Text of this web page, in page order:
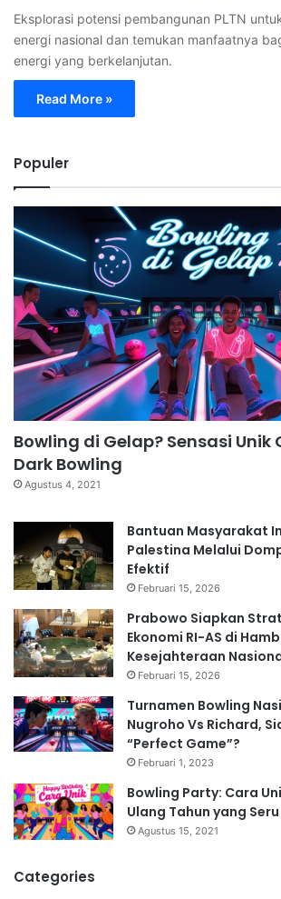
Eksplorasi potensi pembangunan PLTN
energi nasional dan temukan manfaatnya
energi yang berkelanjutan.
Read More »
Populer
Bowling di Gelap? Sensasi Unik
Dark Bowling
Agustus 4, 2021
Bantuan Masyarakat
Palestina Melalui
Efektif
Februari 15, 2026
Prabowo Siapkan
Ekonomi RI-AS di
Kesejahteraan
Februari 15, 2026
Turnamen Bowling
Nugroho Vs Richard,
“Perfect Game”?
Februari 1, 2023
Bowling Party: Cara
Ulang Tahun yang Seru
Agustus 15, 2021
Categories